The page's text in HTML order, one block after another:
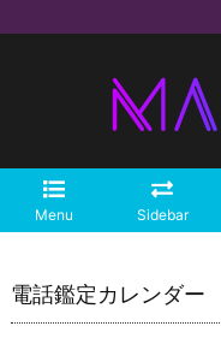
Menu Sidebar
電話鑑定カレンダー